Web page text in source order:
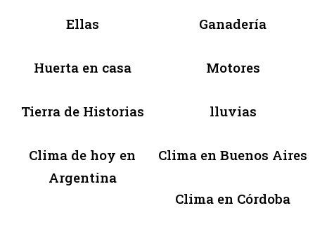
Ellas Ganadería
Huerta en casa Motores
Tierra de Historias lluvias
Clima de hoy en
Argentina
Clima en Buenos Aires
Clima en Córdoba